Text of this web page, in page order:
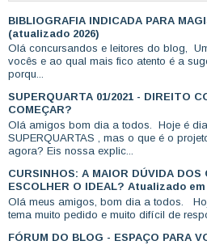
BIBLIOGRAFIA INDICADA PARA
(atualizado 2026)
Olá concursandos e leitores do blog,
vocês e ao qual mais fico atento é a
porqu...
SUPERQUARTA 01/2021 - DIREITO
COMEÇAR?
Olá amigos bom dia a todos. Hoje é
SUPERQUARTAS , mas o que é o
agora? Eis nossa explic...
CURSINHOS: A MAIOR DÚVIDA DOS
ESCOLHER O IDEAL? Atualizado em
Olá meus amigos, bom dia a todos.
tema muito pedido e muito difícil de
FÓRUM DO BLOG - ESPAÇO PARA